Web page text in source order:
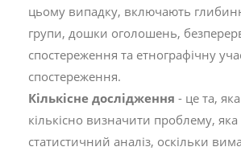
цьому випадку, включають
групи, дошки оголошень,
спостереження та етнографічну
спостереження.
Кількісне дослідження - це та,
кількісно визначити проблему,
статистичний аналіз, оскільки